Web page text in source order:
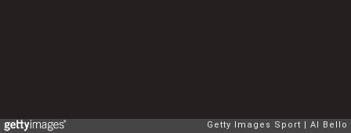
Getty Images Sport Al Bello